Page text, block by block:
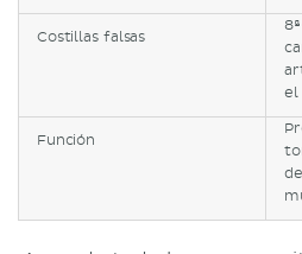
Costillas falsas
el
Función